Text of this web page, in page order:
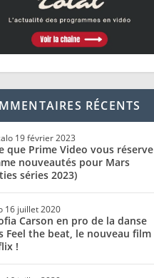
RÉCENTS
19 février 2023
que Prime Video vous réserve
nouveautés pour Mars
séries 2023)
16 juillet 2020
Carson en pro de la danse
Feel the beat, le nouveau film
!